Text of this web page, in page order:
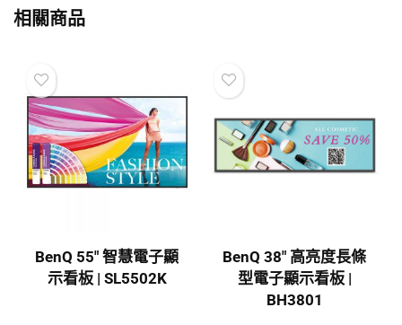
相關商品
BenQ 55″ 智慧電子顯
示看板 | SL5502K
BenQ 38″ 高亮度長條
型電子顯示看板 |
BH3801